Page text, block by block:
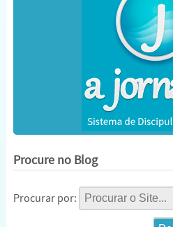
Procure no Blog
Procurar por: